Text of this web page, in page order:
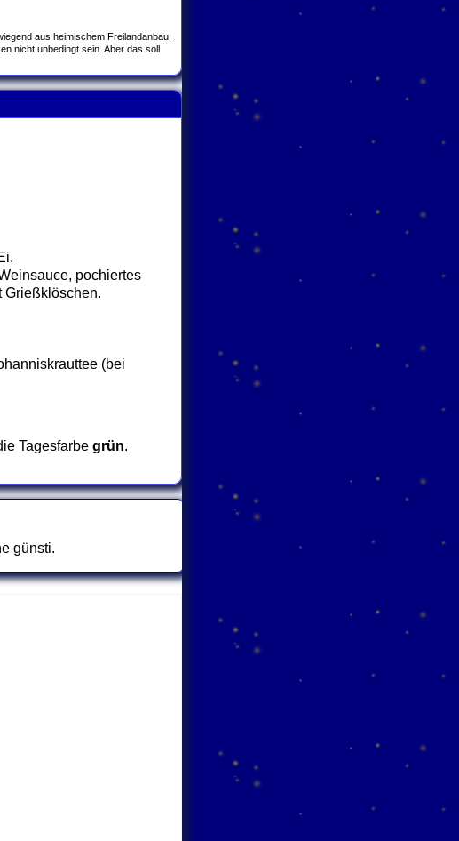
aus heimischem Freilandanbau.
nicht unbedingt sein. Aber das soll
pochiertes
Grießklöschen.
(bei
Tagesfarbe grün.
günsti.